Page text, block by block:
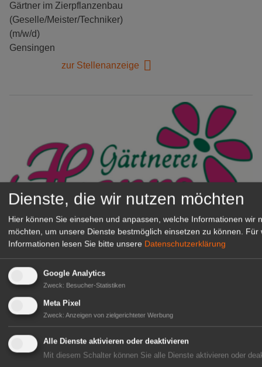
Gärtner im Zierpflanzenbau
(Geselle/Meister/Techniker)
(m/w/d)
Gensingen
zur Stellenanzeige
Gärtnerei Hanns
Mitarbeiter (m/w/d) für unsere
Herongen
zur Stellenanzeige
GABOT Immobilienangebote
1A-Lage, ihre Chance in der
Dienste, die wir nutzen möchten
Hier können Sie einsehen und anpassen, welche Informationen wir
möchten, um unsere Dienste bestmöglich einsetzen zu können.
Für
Informationen lesen Sie bitte unsere Datenschutzerklärung
Google Analytics
Zweck: Besucher-Statistiken
Meta Pixel
Zweck: Anzeigen von zielgerichteter Werbung
Alle Dienste aktivieren oder deaktivieren
Mit diesem Schalter können Sie alle Dienste aktivieren oder